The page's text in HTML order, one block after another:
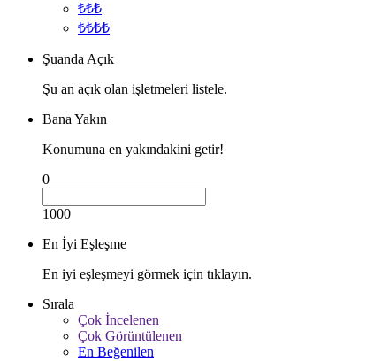
₺₺₺
₺₺₺₺
Şuanda Açık
Şu an açık olan işletmeleri listele.
Bana Yakın
Konumuna en yakındakini getir!
0
1000
En İyi Eşleşme
En iyi eşleşmeyi görmek için tıklayın.
Sırala
Çok İncelenen
Çok Görüntülenen
En Beğenilen